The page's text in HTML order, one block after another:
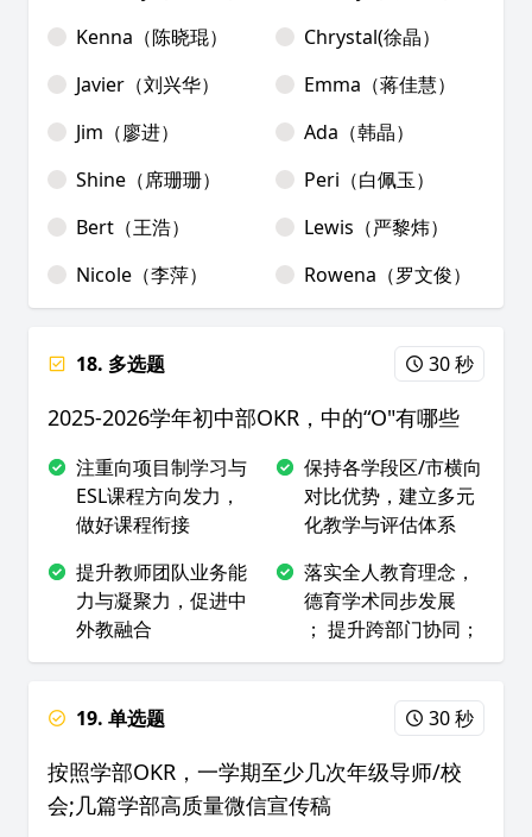
Kenna（陈晓琨）
Chrystal(徐晶）
Javier（刘兴华）
Emma（蒋佳慧）
Jim（廖进）
Ada（韩晶）
Shine（席珊珊）
Peri（白佩玉）
Bert（王浩）
Lewis（严黎炜）
Nicole（李萍）
Rowena（罗文俊）
18. 多选题 30 秒
2025-2026学年初中部OKR，中的“O"有哪些
注重向项目制学习与
ESL课程方向发力，
做好课程衔接
保持各学段区/市横向
对比优势，建立多元
化教学与评估体系
提升教师团队业务能
力与凝聚力，促进中
外教融合
落实全人教育理念，
德育学术同步发展
； 提升跨部门协同；
19. 单选题 30 秒
按照学部OKR，一学期至少几次年级导师/校
会;几篇学部高质量微信宣传稿